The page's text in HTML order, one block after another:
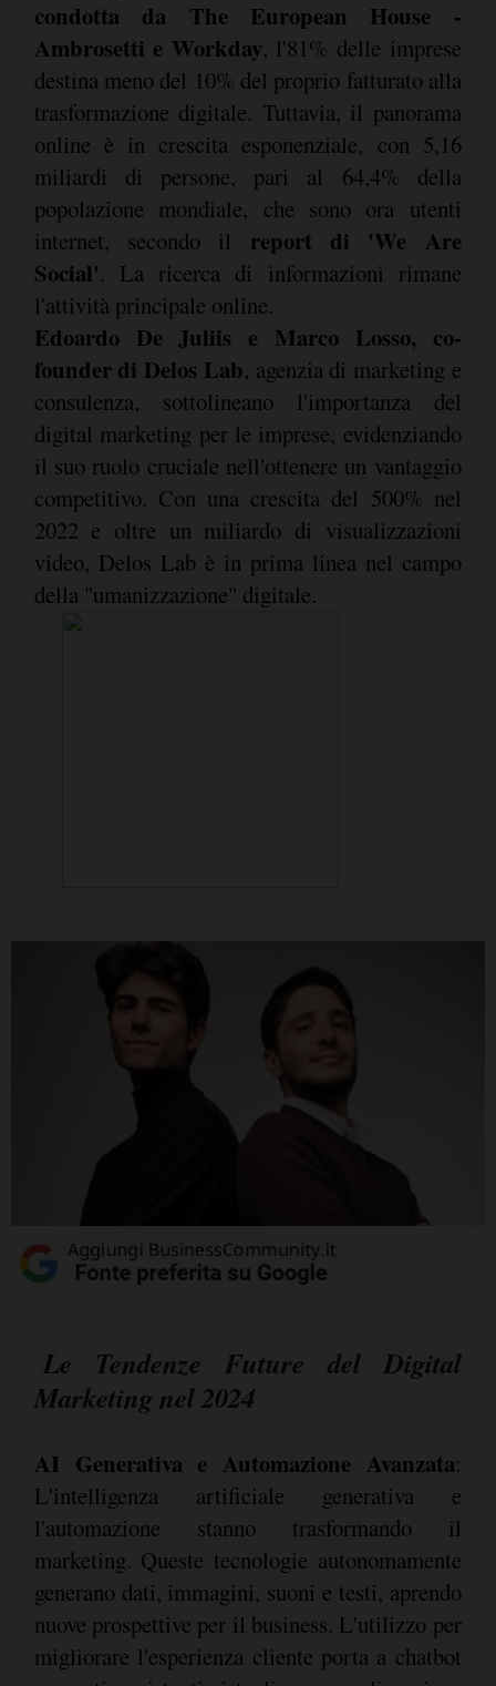
condotta da The European House -
Ambrosetti e Workday, l'81% delle imprese
destina meno del 10% del proprio fatturato alla
trasformazione digitale. Tuttavia, il panorama
online è in crescita esponenziale, con 5,16
miliardi di persone, pari al 64,4% della
popolazione mondiale, che sono ora utenti
internet, secondo il report di 'We Are
Social'. La ricerca di informazioni rimane
l'attività principale online.
Edoardo De Juliis e Marco Losso, co-
founder di Delos Lab, agenzia di marketing e
consulenza, sottolineano l'importanza del
digital marketing per le imprese, evidenziando
il suo ruolo cruciale nell'ottenere un vantaggio
competitivo. Con una crescita del 500% nel
2022 e oltre un miliardo di visualizzazioni
video, Delos Lab è in prima linea nel campo
della "umanizzazione" digitale.
Le Tendenze Future del Digital
Marketing nel 2024
AI Generativa e Automazione Avanzata:
L'intelligenza artificiale generativa e
l'automazione stanno trasformando il
marketing. Queste tecnologie autonomamente
generano dati, immagini, suoni e testi, aprendo
nuove prospettive per il business. L'utilizzo per
migliorare l'esperienza cliente porta a chatbot